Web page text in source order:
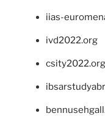
iias-
ivd2022.org
csity2022.org